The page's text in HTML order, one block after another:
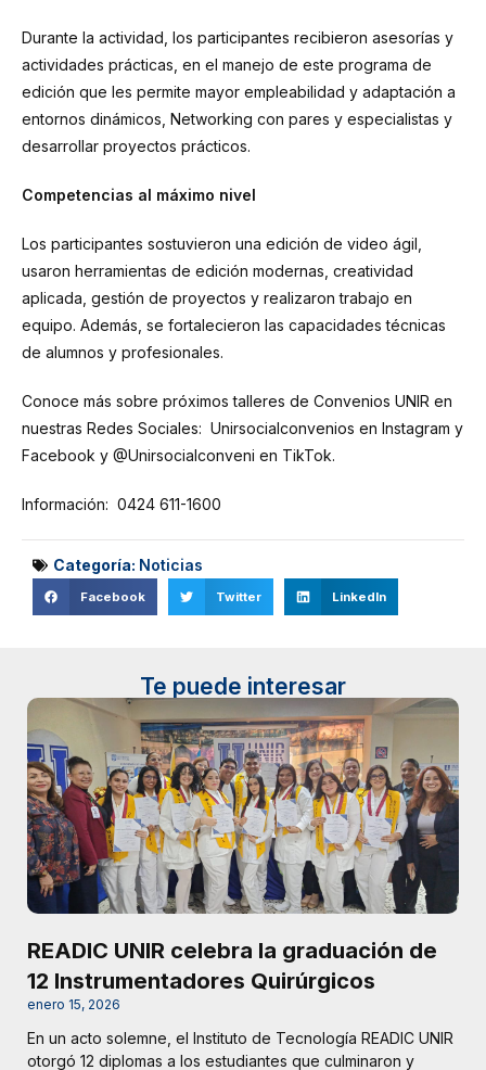
Durante la actividad, los participantes recibieron asesorías y
actividades prácticas, en el manejo de este programa de
edición que les permite mayor empleabilidad y adaptación a
entornos dinámicos, Networking con pares y especialistas y
desarrollar proyectos prácticos.
Competencias al máximo nivel
Los participantes sostuvieron una edición de video ágil,
usaron herramientas de edición modernas, creatividad
aplicada, gestión de proyectos y realizaron trabajo en
equipo. Además, se fortalecieron las capacidades técnicas
de alumnos y profesionales.
Conoce más sobre próximos talleres de Convenios UNIR en
nuestras Redes Sociales: Unirsocialconvenios en Instagram y
Facebook y @Unirsocialconveni en TikTok.
Información: 0424 611-1600
Categoría: Noticias
Facebook Twitter LinkedIn
Te puede interesar
READIC UNIR celebra la graduación de
12 Instrumentadores Quirúrgicos
enero 15, 2026
En un acto solemne, el Instituto de Tecnología READIC UNIR
otorgó 12 diplomas a los estudiantes que culminaron y